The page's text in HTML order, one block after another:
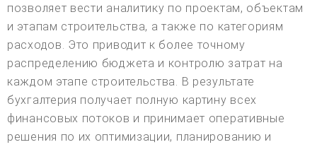
позволяет вести аналитику по проектам, объектам
и этапам строительства, а также по категориям
расходов. Это приводит к более точному
распределению бюджета и контролю затрат на
каждом этапе строительства. В результате
бухгалтерия получает полную картину всех
финансовых потоков и принимает оперативные
решения по их оптимизации, планированию и